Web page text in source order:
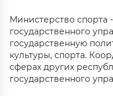
Министерство спорта
государственного
государственную
культуры, спорта.
сферах других
государственного